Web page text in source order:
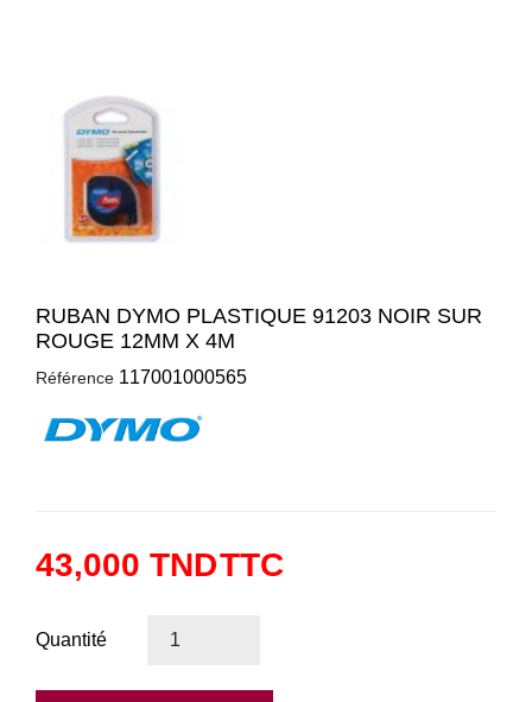
RUBAN DYMO PLASTIQUE 91203 NOIR SUR
ROUGE 12MM X 4M
Référence 117001000565
43,000 TNDTTC
Quantité